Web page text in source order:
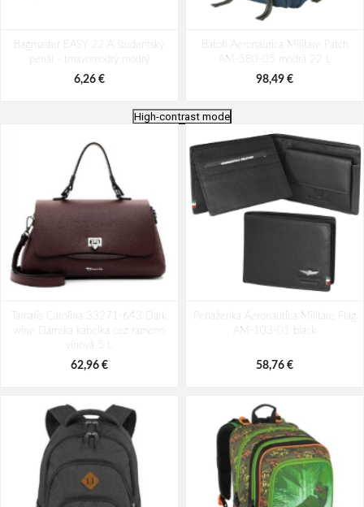
Bagmaster EASY 22 A študentský
penál - tmavomodrý modrý
6,26 €
Batoh Aeronautica Militare Patch
AM-580-05 modrá 22 L
98,49 €
Rosé 35 l
49,10 €
AM-581-05 modrá 19 L
94,29 €
High-contrast mode
Tamaris Carolina 33271-643 Dark
wine Dámska kabelka cez rameno
vínová 5 L
62,96 €
Peňaženka Aeronautica Militare Flag
AM-103-01 black
58,76 €